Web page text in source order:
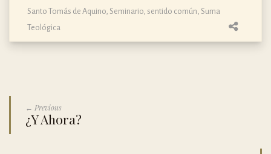
Santo Tomás de Aquino Seminario sentido común Suma
Teológica
← Previous
¿Y Ahora?